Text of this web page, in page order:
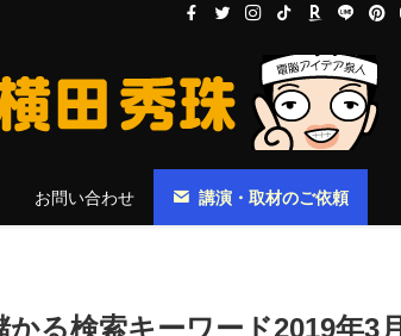
お問い合わせ 講演・取材のご依頼
る検索キーワード2019年3月